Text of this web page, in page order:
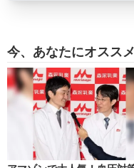
今、あなたにオススメ